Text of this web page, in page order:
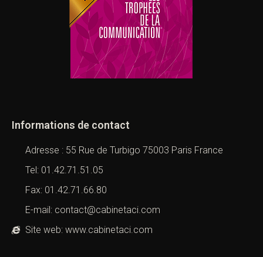
Informations de contact
Adresse : 55 Rue de Turbigo 75003 Paris France
Tel: 01.42.71.51.05
Fax: 01.42.71.66.80
E-mail: contact@cabinetaci.com
Site web: www.cabinetaci.com